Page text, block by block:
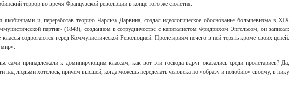
террор во время Французской революции в конце того же столетия.
и, переработав теорию Чарльза Дарвина, создал идеологическое обоснование большевизма в XIX
партии» (1848), созданном в сотрудничестве с капиталистом Фридрихом Энгельсом, он записал:
содрогаются перед Коммунистической Революцией. Пролетариям нечего в ней терять кроме своих цепей.
мир».
сами принадлежали к доминирующим классам, как вот эти господа вдруг оказались среди пролетариев? Да,
над людьми хотелось, причем высшей, когда можешь переделать человека по «образу и подобию» своему, в пику
Свидетельство